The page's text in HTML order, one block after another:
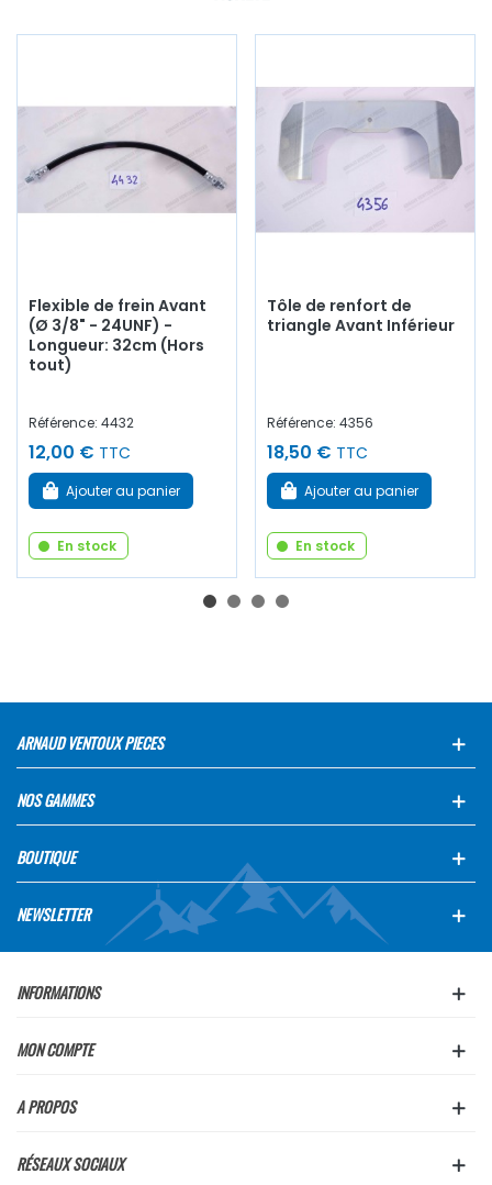
Flexible de frein Avant
(Ø 3/8" - 24UNF) -
Longueur: 32cm (Hors
tout)
Référence: 4432
12,00 € TTC
Ajouter au panier
En stock
Tôle de renfort de
triangle Avant Inférieur
Référence: 4356
18,50 € TTC
Ajouter au panier
En stock
ARNAUD VENTOUX PIECES
NOS GAMMES
BOUTIQUE
NEWSLETTER
INFORMATIONS
MON COMPTE
A PROPOS
RÉSEAUX SOCIAUX